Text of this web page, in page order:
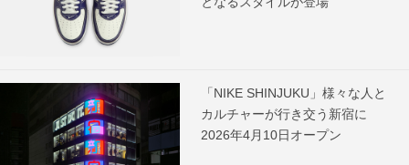
「NIKE SHINJUKU」様々な人と
カルチャーが行き交う新宿に
2026年4月10日オープン